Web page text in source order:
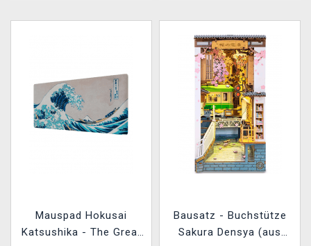
Mauspad Hokusai
Katsushika - The Great
Bausatz - Buchstütze
Sakura Densya (aus